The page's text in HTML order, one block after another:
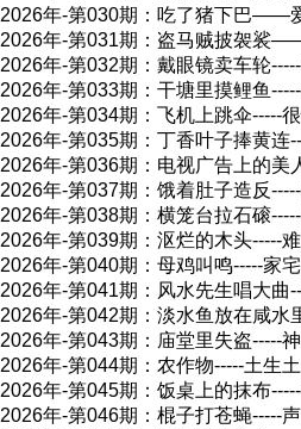
2026年-第030期：吃了猪下巴――
2026年-第031期：盗马贼披袈裟
2026年-第032期：戴眼镜卖车轮
2026年-第033期：干塘里摸鲤鱼
2026年-第034期：飞机上跳伞-----
2026年-第035期：丁香叶子捧黄连
2026年-第036期：电视广告上的美
2026年-第037期：饿着肚子造反
2026年-第038期：横笼台拉石磙
2026年-第039期：沤烂的木头-----
2026年-第040期：母鸡叫鸣-----家
2026年-第041期：风水先生唱大曲
2026年-第042期：淡水鱼放在咸水
2026年-第043期：庙堂里失盗-----
2026年-第044期：农作物-----土生
2026年-第045期：饭桌上的抹布
2026年-第046期：棍子打苍蝇-----